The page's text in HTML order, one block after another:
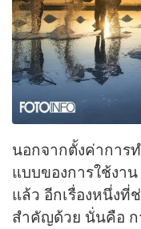
นอกจากตั้งค่าการ
แบบของการใช้งา
แล้ว อีกเรื่องหนึ่งที่
สำคัญด้วย นั่นคือ ก